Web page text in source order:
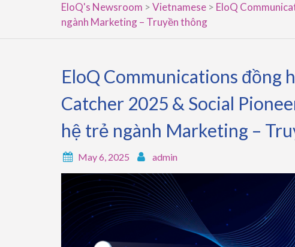
EloQ's Newsroom >Vietnamese > EloQ
ngành Marketing – Truyền thông
EloQ Communications đồng
Catcher 2025 & Social
hệ trẻ ngành Marketing –
May 6, 2025 admin